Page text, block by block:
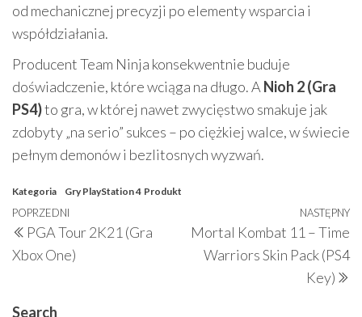
od mechanicznej precyzji po elementy wsparcia i
współdziałania.
Producent Team Ninja konsekwentnie buduje
doświadczenie, które wciąga na długo. A Nioh 2 (Gra
PS4)to gra, w której nawet zwycięstwo smakuje jak
zdobyty „na serio” sukces – po ciężkiej walce, w świecie
pełnym demonów i bezlitosnych wyzwań.
Kategoria Gry PlayStation 4 Produkt
Nawigacja
wpisu
Poprzedni
wpis
POPRZEDNI
PGA Tour 2K21 (Gra
Xbox One)
NASTĘPNY
Mortal Kombat 11 – Time
Warriors Skin Pack (PS4
Key)
Search